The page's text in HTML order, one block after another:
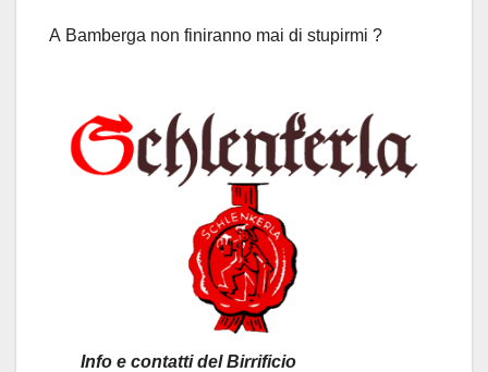
A Bamberga non finiranno mai di stupirmi ?
Info e contatti del Birrificio